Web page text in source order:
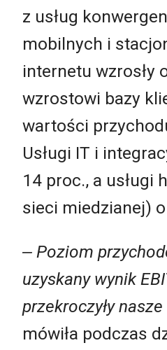
z usług
mobilnych i
internetu wzrosły
wzrostowi bazy
wartości
Usługi IT i
14 proc., a usługi
sieci miedzianej)
‒ Poziom
uzyskany wynik
przekroczyły
mówiła podczas